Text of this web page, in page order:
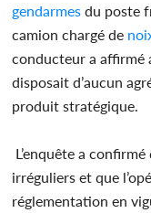
gendarmes du poste
camion chargé de
conducteur a affirmé
disposait d’aucun
produit stratégique.
L’enquête a
irréguliers et que
réglementation en